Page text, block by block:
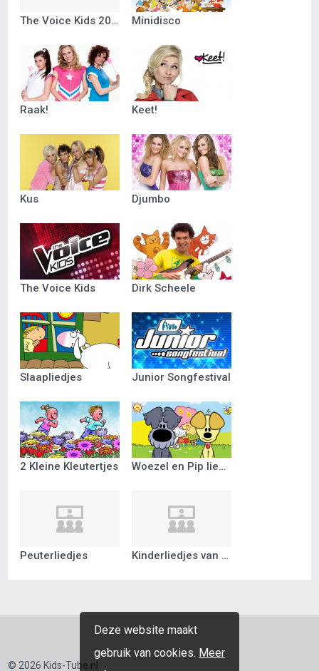
The Voice Kids 2018 Minidisco
Raak! Keet!
Kus Djumbo
The Voice Kids Dirk Scheele
Slaapliedjes Junior Songfestival
2 Kleine Kleutertjes Woezel en Pip liedjes
Peuterliedjes Kinderliedjes van vroeger
Deze website maakt
gebruik van cookies. Meer
© 2026 Kids-Tube.nl